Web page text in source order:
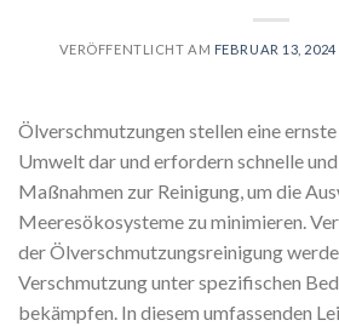
VERÖFFENTLICHT AM FEBRUAR 13, 2024
Ölverschmutzungen stellen eine
Umwelt dar und erfordern schnelle
Maßnahmen zur Reinigung, um die
Meeresökosysteme zu minimieren.
der Ölverschmutzungsreinigung
Verschmutzung unter spezifischen
bekämpfen. In diesem umfassenden